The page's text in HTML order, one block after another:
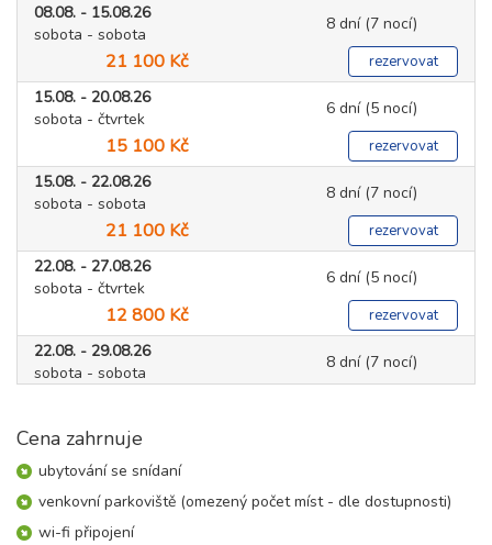
08.08. - 15.08.26
sobota - sobota
8 dní (7 nocí)
21 100 Kč rezervovat
15.08. - 20.08.26
sobota - čtvrtek
6 dní (5 nocí)
15 100 Kč rezervovat
15.08. - 22.08.26
sobota - sobota
8 dní (7 nocí)
21 100 Kč rezervovat
22.08. - 27.08.26
sobota - čtvrtek
6 dní (5 nocí)
12 800 Kč rezervovat
22.08. - 29.08.26
sobota - sobota
8 dní (7 nocí)
29.08. - 01.09.26
29.08. - 02.09.26
Cena zahrnuje
ubytování se snídaní
venkovní parkoviště (omezený počet míst - dle dostupnosti)
wi-fi připojení